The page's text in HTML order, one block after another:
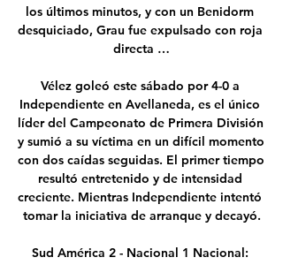
los últimos minutos, y con un Benidorm
desquiciado, Grau fue expulsado con roja
directa …
Vélez goleó este sábado por 4-0 a
Independiente en Avellaneda, es el único
líder del Campeonato de Primera División
y sumió a su víctima en un difícil momento
con dos caídas seguidas. El primer tiempo
resultó entretenido y de intensidad
creciente. Mientras Independiente intentó
tomar la iniciativa de arranque y decayó.
Sud América 2 - Nacional 1 Nacional: